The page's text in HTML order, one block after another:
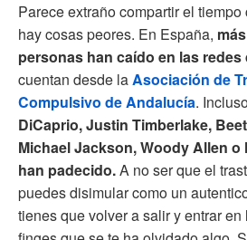
Parece extraño compartir el
hay cosas peores. En España,
personas han caído en las redes
cuentan desde laAsociación de
Compulsivo de Andalucía.
DiCaprio, Justin Timberlake,
Michael Jackson, Woody Allen o
han padecido.A no ser que el
puedes disimular como un
tienes que volver a salir y entrar